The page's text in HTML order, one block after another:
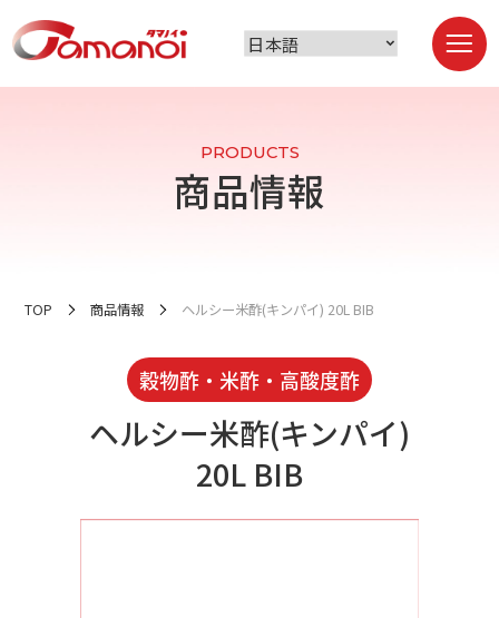
PRODUCTS
商品情報
TOP 商品情報 ヘルシー米酢(キンパイ) 20L BIB
穀物酢・米酢・高酸度酢
ヘルシー米酢(キンパイ)
20L BIB